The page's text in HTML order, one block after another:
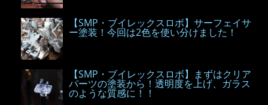
【SMP・ブイレックスロボ】サーフェイサ
ー塗装！今回は2色を使い分けました！
【SMP・ブイレックスロボ】まずはクリア
パーツの塗装から！透明度を上げ、ガラス
のような質感に！！